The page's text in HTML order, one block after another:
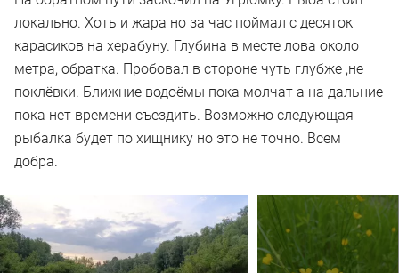
локально. Хоть и жара но за час поймал с десяток
карасиков на херабуну. Глубина в месте лова около
метра, обратка. Пробовал в стороне чуть глубже ,не
поклёвки. Ближние водоёмы пока молчат а на дальние
пока нет времени съездить. Возможно следующая
рыбалка будет по хищнику но это не точно. Всем
добра.